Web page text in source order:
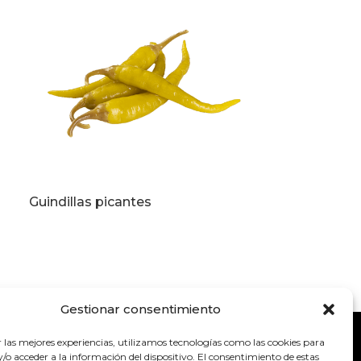
Gestionar consentimiento
las mejores experiencias, utilizamos tecnologías como las cookies para
o acceder a la información del dispositivo. El consentimiento de estas
Guindillas picantes